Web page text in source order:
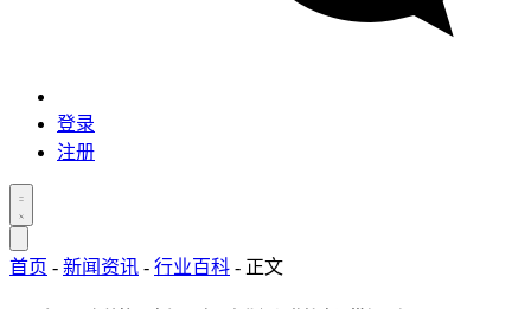
登录
注册
首页 - 新闻资讯 - 行业百科 - 正文